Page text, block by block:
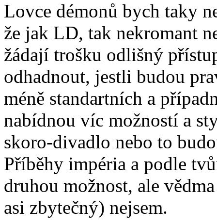
Lovce démonů bych taky
že jak LD, tak nekromant
žádají trošku odlišný
odhadnout, jestli budou
méně standartních a
nabídnou víc možností a
skoro-divadlo nebo to
Příběhy impéria a podle
druhou možnost, ale
asi zbytečný) nejsem.